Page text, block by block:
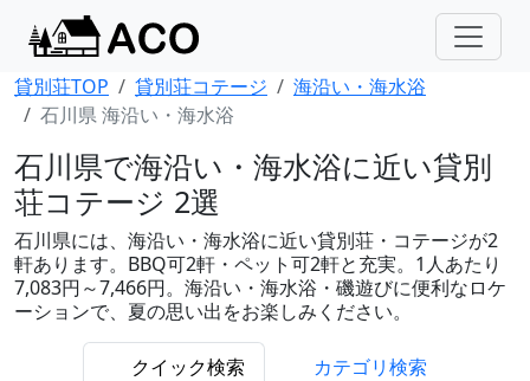
貸別荘TOP 貸別荘コテージ
海沿い・海水浴
石川県 海沿い・海水浴
石川県で海沿い・海水浴に近い貸別
荘コテージ 2選
石川県には、海沿い・海水浴に近い貸別荘・コテージが2
軒あります。BBQ可2軒・ペット可2軒と充実。1人あたり
7,083円～7,466円。海沿い・海水浴・磯遊びに便利なロケ
ーションで、夏の思い出をお楽しみください。
クイック検索 カテゴリ検索